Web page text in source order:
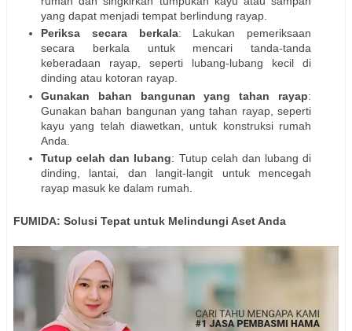
yang dapat menjadi tempat berlindung rayap.
Periksa secara berkala: Lakukan pemeriksaan
secara berkala untuk mencari tanda-tanda
keberadaan rayap, seperti lubang-lubang kecil di
dinding atau kotoran rayap.
Gunakan bahan bangunan yang tahan rayap:
Gunakan bahan bangunan yang tahan rayap, seperti
kayu yang telah diawetkan, untuk konstruksi rumah
Anda.
Tutup celah dan lubang: Tutup celah dan lubang di
dinding, lantai, dan langit-langit untuk mencegah
rayap masuk ke dalam rumah.
FUMIDA: Solusi Tepat untuk Melindungi Aset Anda